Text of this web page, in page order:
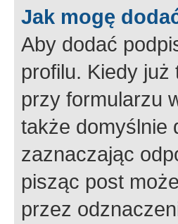
Jak mogę
Aby dodać
profilu. Kiedy
przy formularzu
także domyślnie
zaznaczając
pisząc post
przez